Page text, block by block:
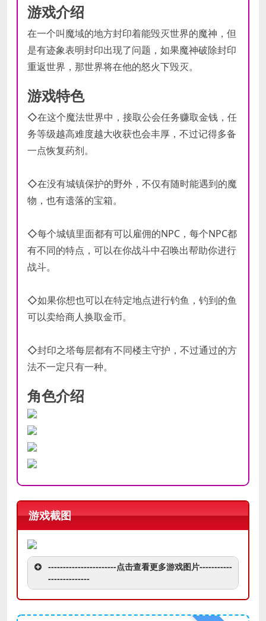
配置
VRAM) / NVIDIA® GeForce® GTX
750(2GB VRAM)
存储空间:需要 2 GB 可用空间
配置
显卡: Radeon™ RX 470(4GB
VRAM) / NVIDIA® GeForce® GTX
1060 6 GB VRAM
存储空间:需要 2 GB 可用空间
游戏介绍
在一个叫魔域的地方封印着能毁灭世界的魔神，但
是有迹象表明封印出现了问题，如果魔神破除封印
重返世界，那世界将在他的怒火下毁灭。
游戏特色
◇在这个魔法世界中，接取公会任务赚取金钱，任
务等级越高难度越大收获也会丰厚，不过记得多备
一点恢复药剂。
◇在没有城镇保护的野外，不仅有随时能遇到的魔
物，也有遗落的宝箱。
◇每个城镇里面都有可以雇佣的NPC，每个NPC都
有不同的特点，可以在你战斗中召唤出帮助你进行
战斗。
◇如果你想也可以在特定地点进行钓鱼，钓到的鱼
可以卖给商人换取金币。
◇封印之塔每层都有不同楼主守护，不过通过的方
法不一定只有一种。
角色介绍
游戏截图
-----------------------点击查看更多游戏图片-----------
--------------